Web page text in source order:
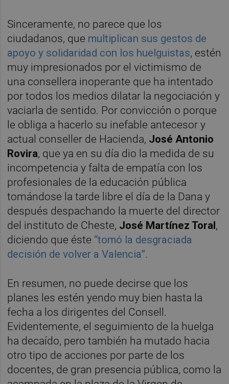
Sinceramente, no parece que los
ciudadanos, que multiplican sus gestos de
apoyo y solidaridad con los huelguistas, estén
muy impresionados por el victimismo de
una consellera inoperante que ha intentado
por todos los medios dilatar la negociación y
vaciarla de sentido. Por convicción o porque
le obliga a hacerlo su inefable antecesor y
actual conseller de Hacienda, José Antonio
Rovira, que ya en su día dio la medida de su
incompetencia y falta de empatía con los
profesionales de la educación pública
tomándose la tarde libre el día de la Dana y
después despachando la muerte del director
del instituto de Cheste, José Martínez Toral,
diciendo que éste “tomó la desgraciada
decisión de volver a Valencia”.
En resumen, no puede decirse que los
planes les estén yendo muy bien hasta la
fecha a los dirigentes del Consell.
Evidentemente, el seguimiento de la huelga
ha decaído, pero también ha mutado hacia
otro tipo de acciones por parte de los
docentes, de gran presencia pública, como la